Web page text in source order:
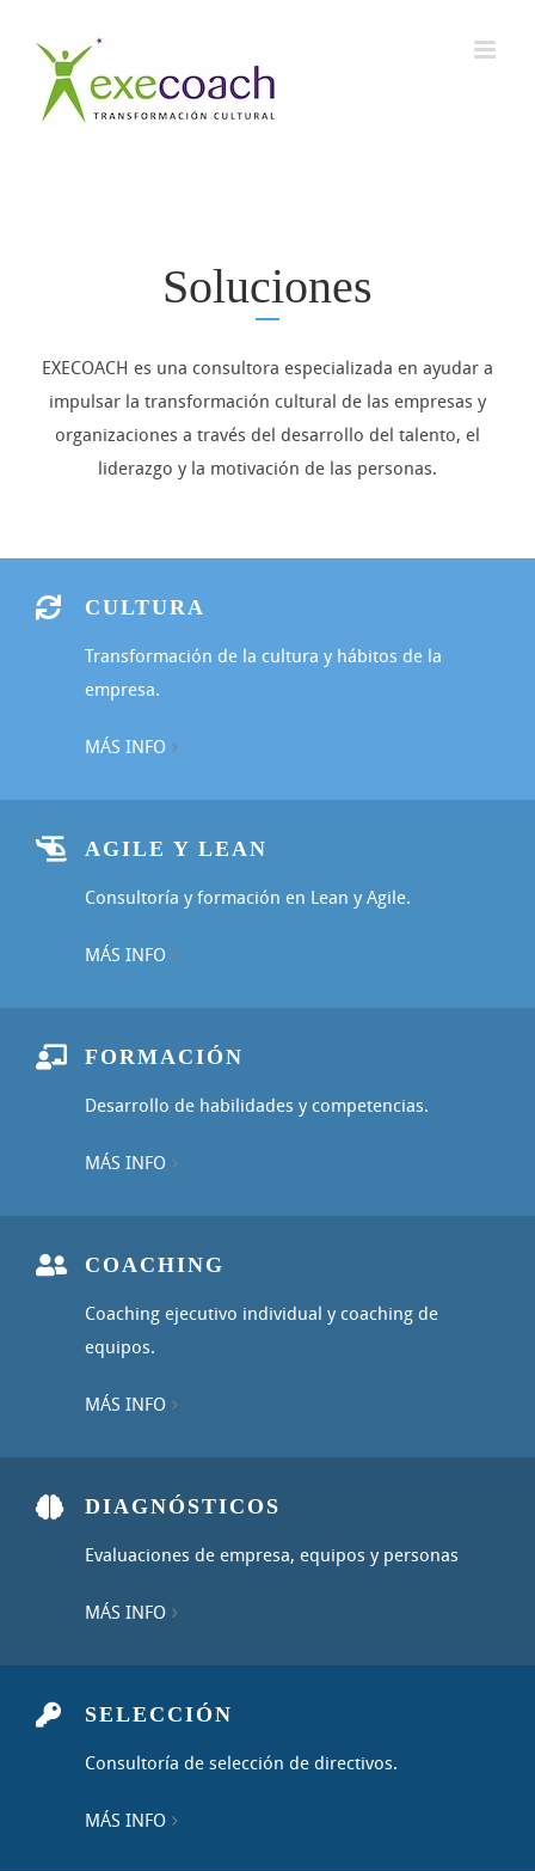
contenido
Soluciones
EXECOACH es una consultora especializada en ayudar a
impulsar la transformación cultural de las empresas y
organizaciones a través del desarrollo del talento, el
liderazgo y la motivación de las personas.
CULTURA
Transformación de la cultura y hábitos de la
empresa.
MÁS INFO
AGILE Y LEAN
Consultoría y formación en Lean y Agile.
MÁS INFO
FORMACIÓN
Desarrollo de habilidades y competencias.
MÁS INFO
COACHING
Coaching ejecutivo individual y coaching de
equipos.
MÁS INFO
DIAGNÓSTICOS
Evaluaciones de empresa, equipos y personas
MÁS INFO
SELECCIÓN
Consultoría de selección de directivos.
MÁS INFO